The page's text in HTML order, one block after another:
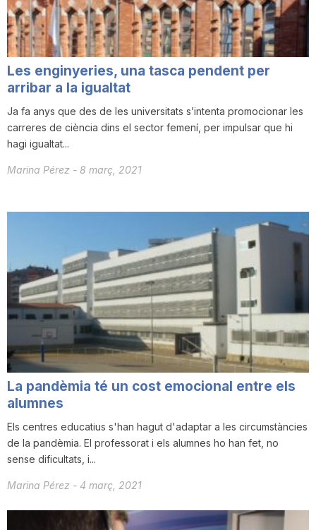
T
a
r
r
a
o
n
a
Les enginyeries, una tasca pendent per
arribar a la igualtat
Ja fa anys que des de les universitats s’intenta promocionar les
carreres de ciència dins el sector femení, per impulsar que hi
hagi igualtat...
Marina Pérez - 8 març, 2021
La pandèmia té un cost emocional entre els
alumnes
Els centres educatius s'han hagut d'adaptar a les circumstàncies
de la pandèmia. El professorat i els alumnes ho han fet, no
sense dificultats, i...
Marina Pérez - 4 març, 2021